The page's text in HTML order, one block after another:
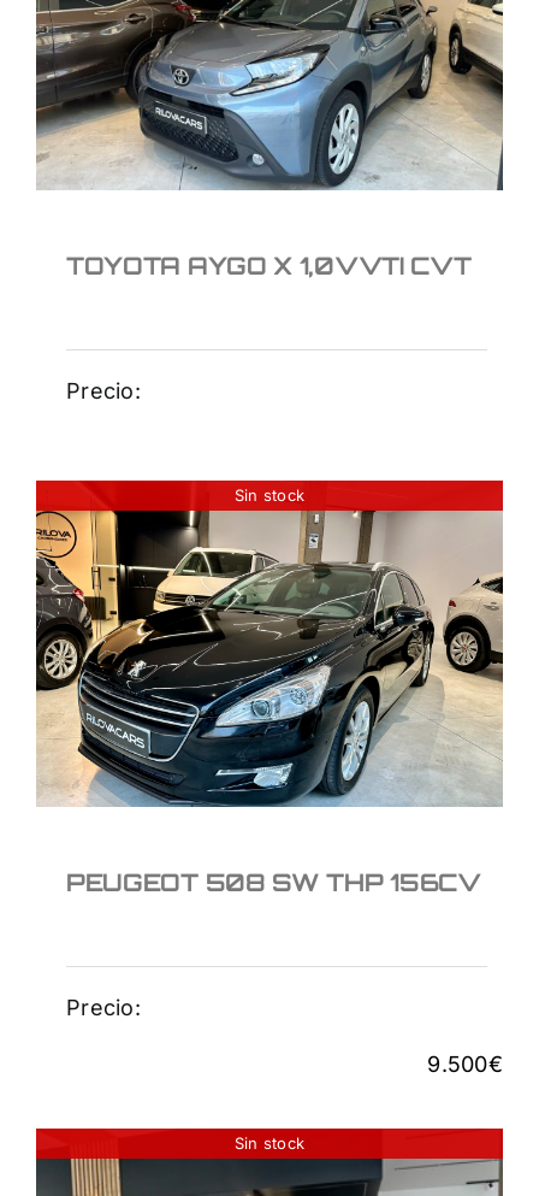
TOYOTA AYGO X
1,0VVTI CVT
TOYOTA AYGO X 1,0VVTI CVT
Precio:
Sin stock
PEUGEOT 508 SW THP
156CV
9.500€
PEUGEOT 508 SW THP 156CV
Precio:
9.500€
Sin stock